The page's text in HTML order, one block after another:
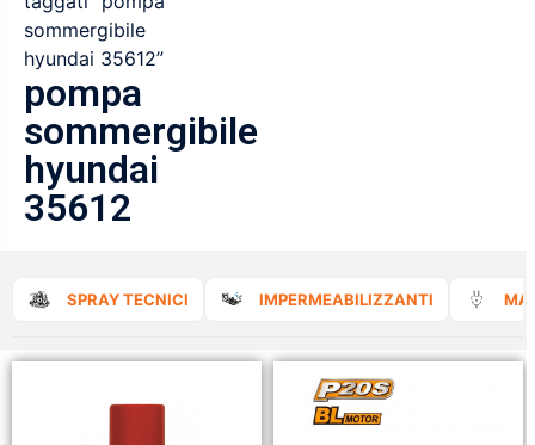
sommergibile
hyundai 35612”
pompa
sommergibile
hyundai
35612
SPRAY TECNICI IMPERMEABILIZZANTI